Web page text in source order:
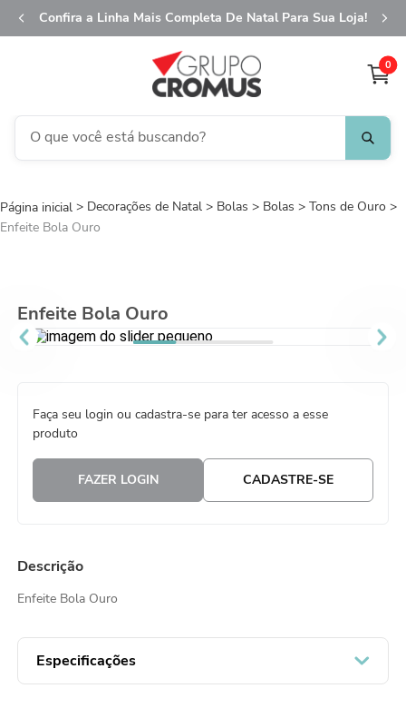
Confira a Linha Mais Completa De Natal Para Sua Loja!
0
O que você está buscando?
Decorações de Natal Bolas Bolas
Tons de Ouro
Enfeite Bola Ouro
Enfeite Bola Ouro
Faça seu login ou cadastra-se para ter acesso a esse
produto
FAZER LOGIN CADASTRE-SE
Descrição
Enfeite Bola Ouro
Especificações
1º
fita aramada
5º
9º
urso